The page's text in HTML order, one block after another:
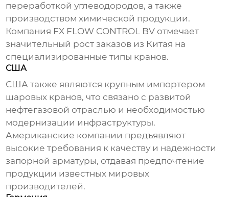
переработкой углеводородов, а также
производством химической продукции.
Компания FX FLOW CONTROL BV отмечает
значительный рост заказов из Китая на
специализированные типы кранов.
США
США также являются крупным импортером
шаровых кранов, что связано с развитой
нефтегазовой отраслью и необходимостью
модернизации инфраструктуры.
Американские компании предъявляют
высокие требования к качеству и надежности
запорной арматуры, отдавая предпочтение
продукции известных мировых
производителей.